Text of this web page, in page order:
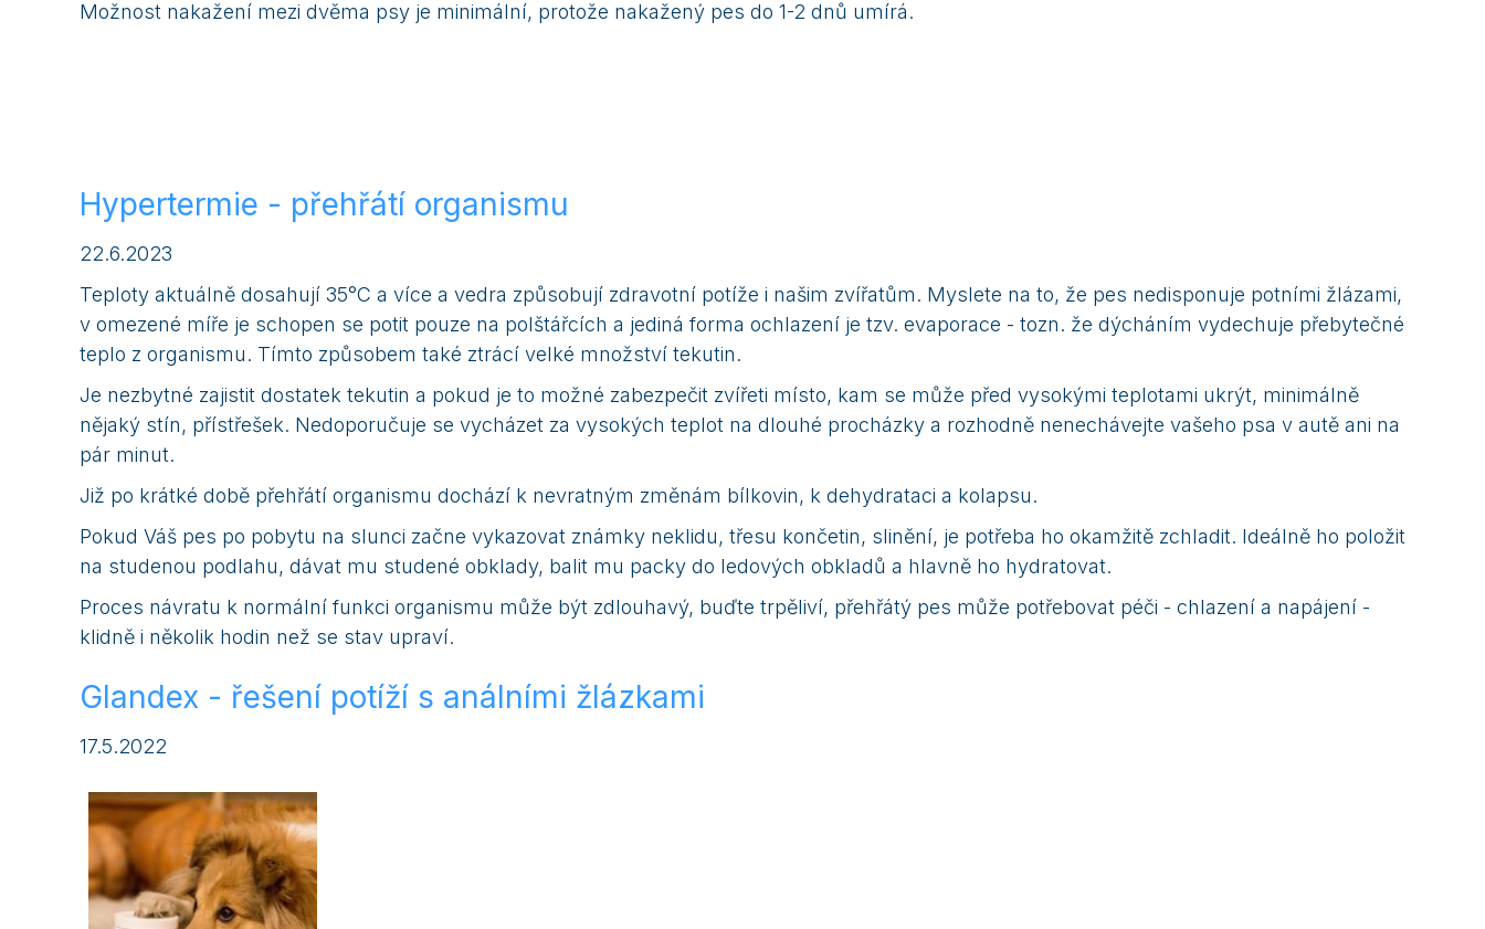
Možnost nakažení mezi dvěma psy je minimální, protože nakažený pes do 1-2 dnů umírá.
Hypertermie - přehřátí organismu
22.6.2023
Teploty aktuálně dosahují 35°C a více a vedra způsobují zdravotní potíže i našim zvířatům. Myslete na to, že pes nedisponuje potními žlázami,
v omezené míře je schopen se potit pouze na polštářcích a jediná forma ochlazení je tzv. evaporace - tozn. že dýcháním vydechuje přebytečné
teplo z organismu. Tímto způsobem také ztrácí velké množství tekutin.
Je nezbytné zajistit dostatek tekutin a pokud je to možné zabezpečit zvířeti místo, kam se může před vysokými teplotami ukrýt, minimálně
nějaký stín, přístřešek. Nedoporučuje se vycházet za vysokých teplot na dlouhé procházky a rozhodně nenechávejte vašeho psa v autě ani na
pár minut.
Již po krátké době přehřátí organismu dochází k nevratným změnám bílkovin, k dehydrataci a kolapsu.
Pokud Váš pes po pobytu na slunci začne vykazovat známky neklidu, třesu končetin, slinění, je potřeba ho okamžitě zchladit. Ideálně ho položit
na studenou podlahu, dávat mu studené obklady, balit mu packy do ledových obkladů a hlavně ho hydratovat.
Proces návratu k normální funkci organismu může být zdlouhavý, buďte trpěliví, přehřátý pes může potřebovat péči - chlazení a napájení -
klidně i několik hodin než se stav upraví.
Glandex - řešení potíží s análními žlázkami
17.5.2022